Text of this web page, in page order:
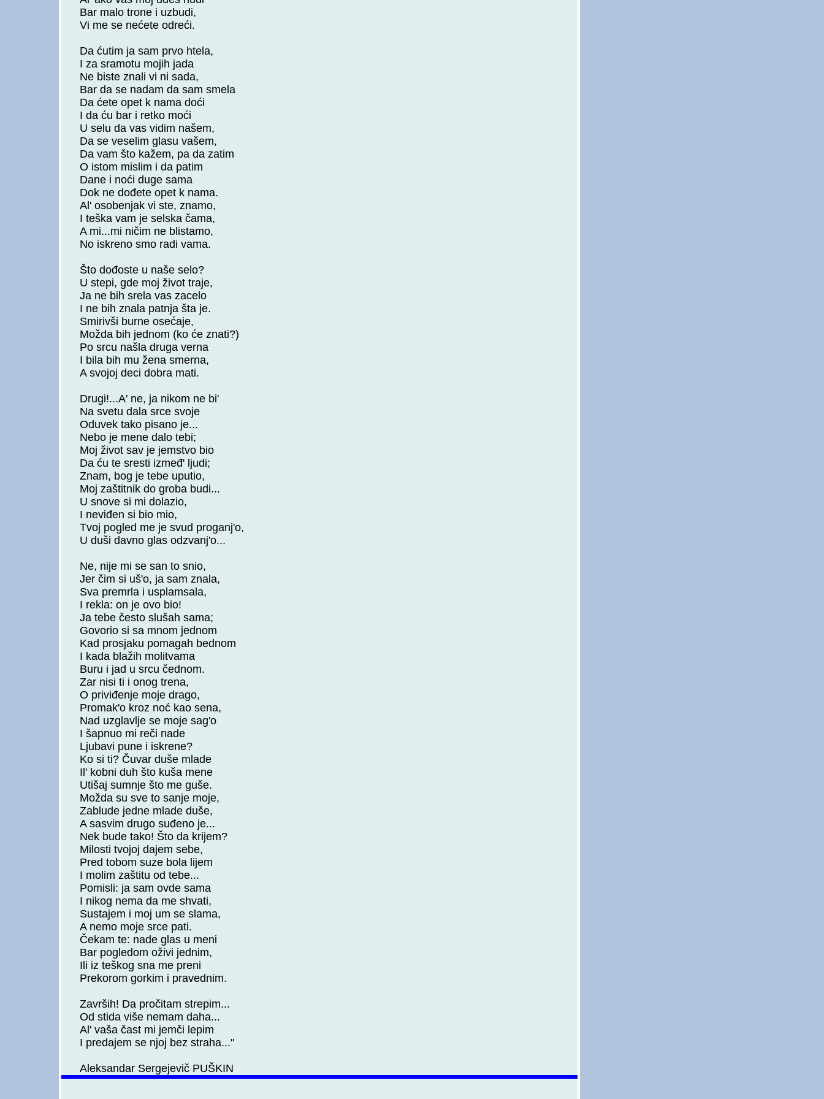
Bar malo trone i uzbudi,
Vi me se nećete odreći.
Da ćutim ja sam prvo htela,
I za sramotu mojih jada
Ne biste znali vi ni sada,
Bar da se nadam da sam smela
Da ćete opet k nama doći
I da ću bar i retko moći
U selu da vas vidim našem,
Da se veselim glasu vašem,
Da vam što kažem, pa da zatim
O istom mislim i da patim
Dane i noći duge sama
Dok ne dođete opet k nama.
Al' osobenjak vi ste, znamo,
I teška vam je selska čama,
A mi...mi ničim ne blistamo,
No iskreno smo radi vama.
Što dođoste u naše selo?
U stepi, gde moj život traje,
Ja ne bih srela vas zacelo
I ne bih znala patnja šta je.
Smirivši burne osećaje,
Možda bih jednom (ko će znati?)
Po srcu našla druga verna
I bila bih mu žena smerna,
A svojoj deci dobra mati.
Drugi!...A' ne, ja nikom ne bi'
Na svetu dala srce svoje
Oduvek tako pisano je...
Nebo je mene dalo tebi;
Moj život sav je jemstvo bio
Da ću te sresti izmeđ' ljudi;
Znam, bog je tebe uputio,
Moj zaštitnik do groba budi...
U snove si mi dolazio,
I neviđen si bio mio,
Tvoj pogled me je svud proganj'o,
U duši davno glas odzvanj'o...
Ne, nije mi se san to snio,
Jer čim si uš'o, ja sam znala,
Sva premrla i usplamsala,
I rekla: on je ovo bio!
Ja tebe često slušah sama;
Govorio si sa mnom jednom
Kad prosjaku pomagah bednom
I kada blažih molitvama
Buru i jad u srcu čednom.
Zar nisi ti i onog trena,
O priviđenje moje drago,
Promak'o kroz noć kao sena,
Nad uzglavlje se moje sag'o
I šapnuo mi reči nade
Ljubavi pune i iskrene?
Ko si ti? Čuvar duše mlade
Il' kobni duh što kuša mene
Utišaj sumnje što me guše.
Možda su sve to sanje moje,
Zablude jedne mlade duše,
A sasvim drugo suđeno je...
Nek bude tako! Što da krijem?
Milosti tvojoj dajem sebe,
Pred tobom suze bola lijem
I molim zaštitu od tebe...
Pomisli: ja sam ovde sama
I nikog nema da me shvati,
Sustajem i moj um se slama,
A nemo moje srce pati.
Čekam te: nade glas u meni
Bar pogledom oživi jednim,
Ili iz teškog sna me preni
Prekorom gorkim i pravednim.
Završih! Da pročitam strepim...
Od stida više nemam daha...
Al' vaša čast mi jemči lepim
I predajem se njoj bez straha..."
Aleksandar Sergejevič PUŠKIN